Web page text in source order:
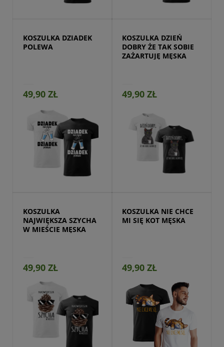
Przejdź do produktu
KOSZULKA DZIADEK
POLEWA
49,90 ZŁ
KOSZULKA DZIEŃ
DOBRY ŻE TAK SOBIE
ZAŻARTUJĘ MĘSKA
49,90 ZŁ
Przejdź do produktu
KOSZULKA
NAJWIĘKSZA SZYCHA
W MIEŚCIE MĘSKA
49,90 ZŁ
KOSZULKA NIE CHCE
MI SIĘ KOT MĘSKA
49,90 ZŁ